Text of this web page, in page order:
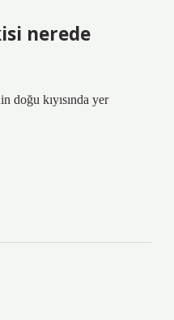
nerede
doğu kıyısında yer